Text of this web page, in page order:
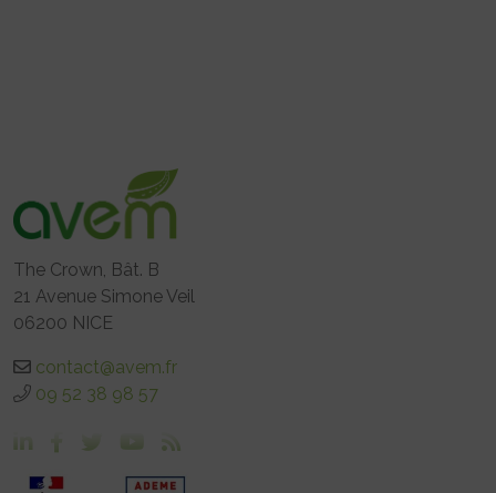
The Crown, Bât. B
21 Avenue Simone Veil
06200 NICE
contact@avem.fr
09 52 38 98 57